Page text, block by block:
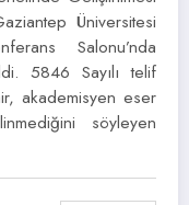
Üniversitesi
Salonu’nda
5846 Sayılı telif
akademisyen eser
söyleyen